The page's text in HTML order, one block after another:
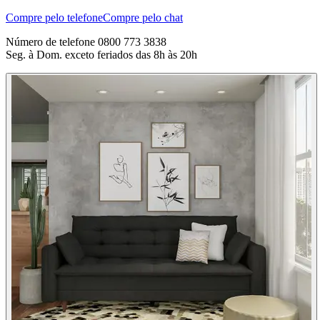
Compre pelo telefoneCompre pelo chat
Número de telefone 0800 773 3838
Seg. à Dom. exceto feriados das 8h às 20h